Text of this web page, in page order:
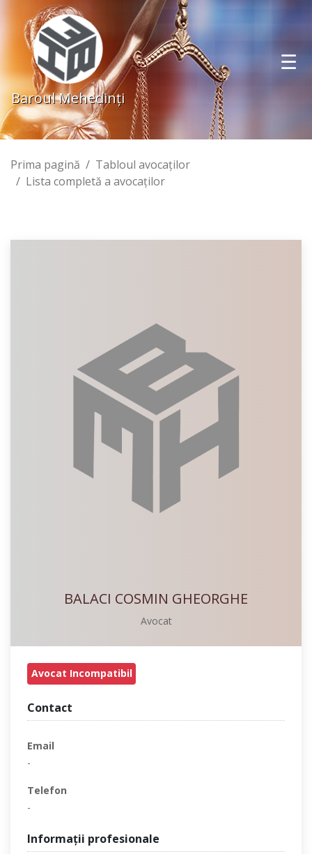
Baroul Mehedinţi
Prima pagină
Tabloul avocaţilor
Lista completă a avocaţilor
BALACI COSMIN GHEORGHE
Avocat
Avocat Incompatibil
Contact
Email
-
Telefon
-
Informaţii profesionale